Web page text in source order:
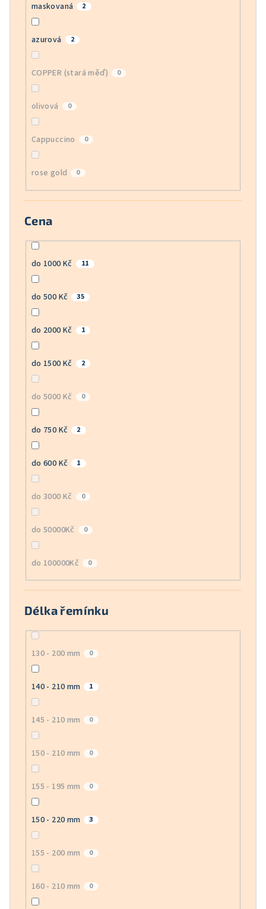
maskovaná 2
azurová 2
COPPER (stará měď) 0
olivová 0
Cappuccino 0
rose gold 0
Cena
do 1000 Kč 11
do 500 Kč 35
do 2000 Kč 1
do 1500 Kč 2
do 5000 Kč 0
do 750 Kč 2
do 600 Kč 1
do 3000 Kč 0
do 50000Kč 0
do 100000Kč 0
Délka řemínku
130 - 200 mm 0
140 - 210 mm 1
145 - 210 mm 0
150 - 210 mm 0
155 - 195 mm 0
150 - 220 mm 3
155 - 200 mm 0
160 - 210 mm 0